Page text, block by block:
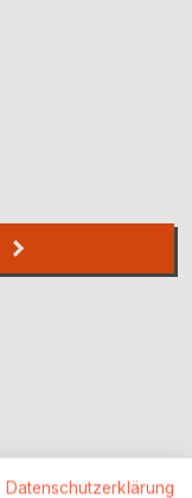
Datenschutzerklärung